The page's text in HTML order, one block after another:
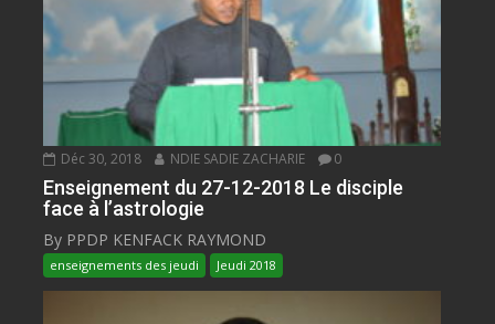
Déc 30, 2018 NDIE SADIE ZACHARIE 0
Enseignement du 27-12-2018 Le disciple
face à l’astrologie
By PPDP KENFACK RAYMOND
enseignements des jeudi Jeudi 2018